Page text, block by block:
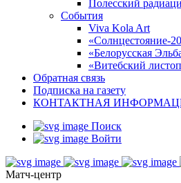
Полесский
События
Viva Kola Art
«Солнцестояние-
«Белорусская
«Витебский
Обратная связь
Подписка на газету
КОНТАКТНАЯ
Поиск
Войти
Матч-центр